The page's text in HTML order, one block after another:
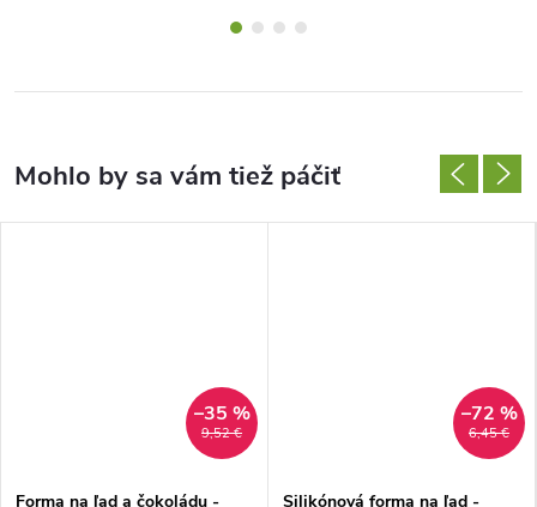
9,52 €
–35 %
Forma na ľad a čokoládu -
6,45 €
–72 %
Silikónová forma na ľad -